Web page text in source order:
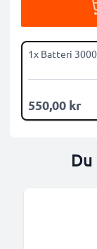
1x Batteri
550,00 kr